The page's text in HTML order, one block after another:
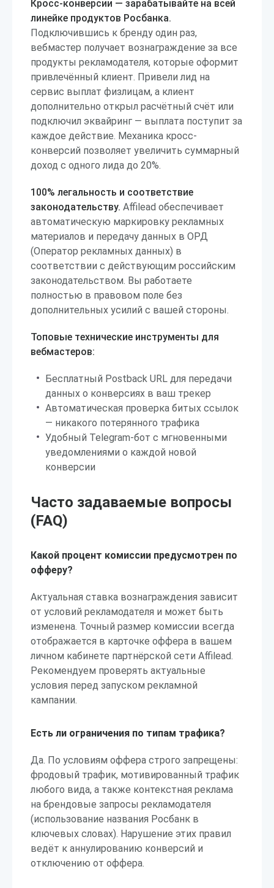
Кросс-конверсии — зарабатывайте на всей
линейке продуктов Росбанка.
Подключившись к бренду один раз,
вебмастер получает вознаграждение за все
продукты рекламодателя, которые оформит
привлечённый клиент. Привели лид на
сервис выплат физлицам, а клиент
дополнительно открыл расчётный счёт или
подключил эквайринг — выплата поступит за
каждое действие. Механика кросс-
конверсий позволяет увеличить суммарный
доход с одного лида до 20%.
100% легальность и соответствие
законодательству. Affilead обеспечивает
автоматическую маркировку рекламных
материалов и передачу данных в ОРД
(Оператор рекламных данных) в
соответствии с действующим российским
законодательством. Вы работаете
полностью в правовом поле без
дополнительных усилий с вашей стороны.
Топовые технические инструменты для
вебмастеров:
Бесплатный Postback URL для передачи
данных о конверсиях в ваш трекер
Автоматическая проверка битых ссылок
— никакого потерянного трафика
Удобный Telegram-бот с мгновенными
уведомлениями о каждой новой
конверсии
Часто задаваемые вопросы
(FAQ)
Какой процент комиссии предусмотрен по
офферу?
Актуальная ставка вознаграждения зависит
от условий рекламодателя и может быть
изменена. Точный размер комиссии всегда
отображается в карточке оффера в вашем
личном кабинете партнёрской сети Affilead.
Рекомендуем проверять актуальные
условия перед запуском рекламной
кампании.
Есть ли ограничения по типам трафика?
Да. По условиям оффера строго запрещены:
фродовый трафик, мотивированный трафик
любого вида, а также контекстная реклама
на брендовые запросы рекламодателя
(использование названия Росбанк в
ключевых словах). Нарушение этих правил
ведёт к аннулированию конверсий и
отключению от оффера.